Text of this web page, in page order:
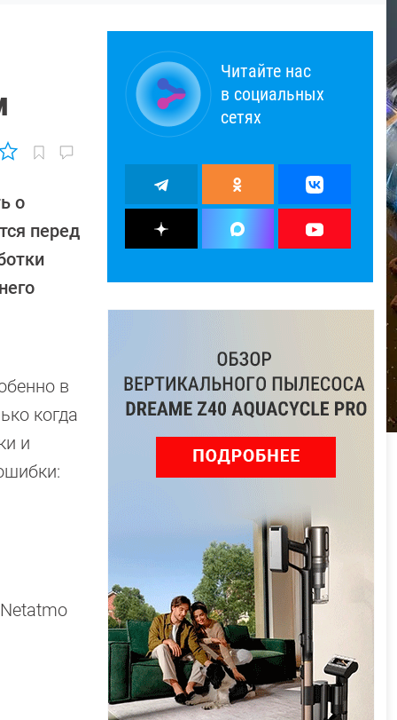
о
перед
в
когда
и
Читайте нас
в социальных
сетях